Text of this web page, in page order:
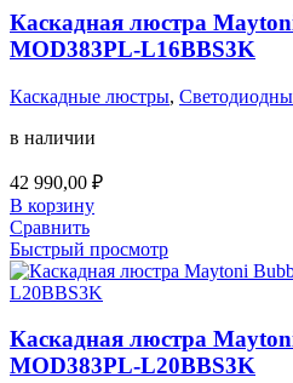
Каскадная люстра
MOD383PL-L16BBS3K
Каскадные люстры,
в наличии
42 990,00 ₽
В корзину
Сравнить
Быстрый просмотр
Каскадная люстра
MOD383PL-L20BBS3K